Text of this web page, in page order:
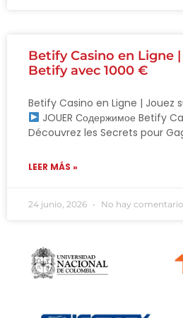
Betify Casino en Ligne
Betify avec 1000 €
Betify Casino en Ligne | Jouez
JOUER Содержимое Betify
Découvrez les Secrets pour
LEER MÁS »
24 junio, 2026 No hay